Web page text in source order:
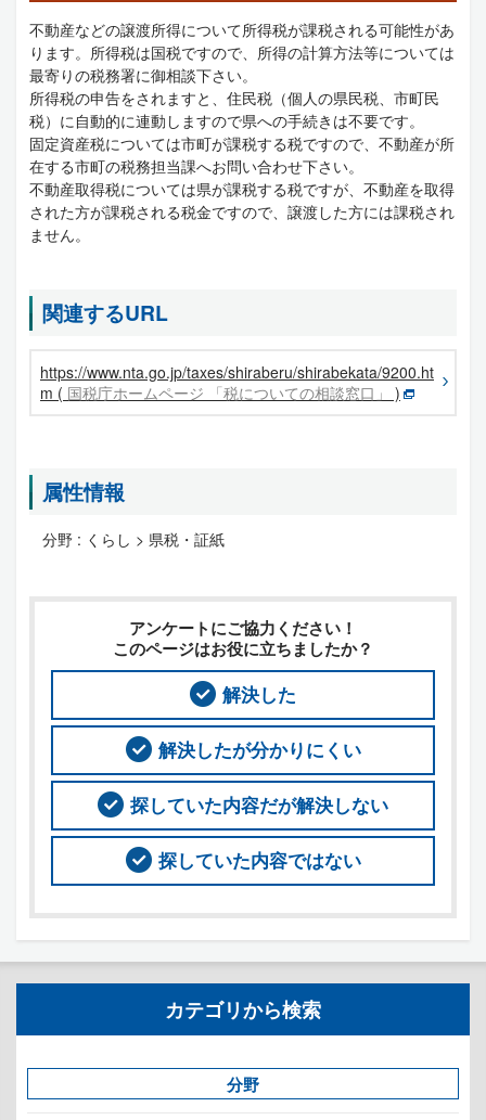
不動産などの譲渡所得について所得税が課税される可能性があ
ります。所得税は国税ですので、所得の計算方法等については
最寄りの税務署に御相談下さい。
所得税の申告をされますと、住民税（個人の県民税、市町民
税）に自動的に連動しますので県への手続きは不要です。
固定資産税については市町が課税する税ですので、不動産が所
在する市町の税務担当課へお問い合わせ下さい。
不動産取得税については県が課税する税ですが、不動産を取得
された方が課税される税金ですので、譲渡した方には課税され
ません。
関連するURL
https://www.nta.go.jp/taxes/shiraberu/shirabekata/9200.ht
m ( 国税庁ホームページ 「税についての相談窓口」 )
属性情報
分野 : くらし > 県税・証紙
アンケートにご協力ください！
このページはお役に立ちましたか？
解決した
解決したが分かりにくい
探していた内容だが解決しない
探していた内容ではない
カテゴリから検索
分野